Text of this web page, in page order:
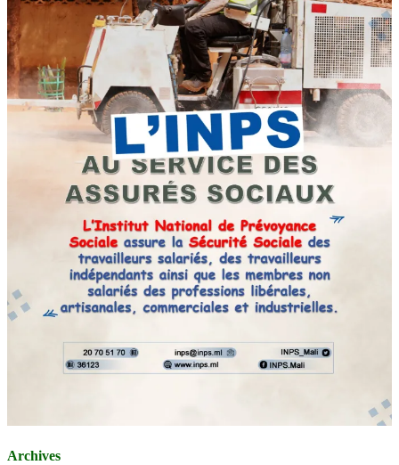
Archives